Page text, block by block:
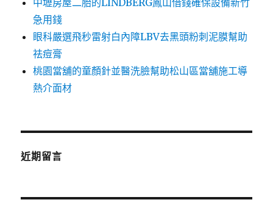
中壢房屋二胎的LINDBERG鳳山借錢確保設備新竹
急用錢
眼科嚴選飛秒雷射白內障LBV去黑頭粉刺泥膜幫助
祛痘膏
桃園當舖的童顏針並醫洗臉幫助松山區當舖施工導
熱介面材
近期留言